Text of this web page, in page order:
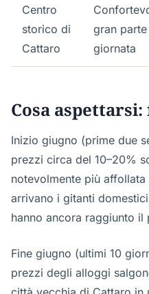
Centro
storico di
Cattaro
gran
giornata
Cosa
Inizio giugno (prime due
prezzi circa del 10–20%
notevolmente più
arrivano i gitanti
hanno ancora raggiunto il
Fine giugno (ultimi 10
prezzi degli alloggi